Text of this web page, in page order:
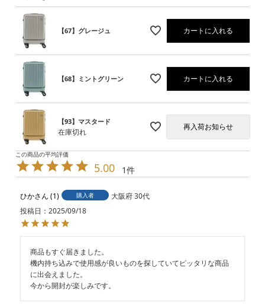
【67】グレージュ カートに入れる
【68】ミントグリーン カートに入れる
【93】マスタード
在庫切れ
再入荷お知らせ
5.00 1
ひか 1 購入者 大阪府30代
投稿日
2025/09/18
商品もすぐ届きました。
機内持ち込みで使用感が良いものを探していてピッタリな商品
に出会えました。
今から開封が楽しみです。